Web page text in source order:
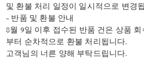
및 환불 처리 일정이 일시적으로 변경
- 반품 및 환불 안내
8월 9일 이후 접수된 반품 건은 상품 회
부터 순차적으로 환불 처리됩니다.
고객님의 너른 양해 부탁드립니다.